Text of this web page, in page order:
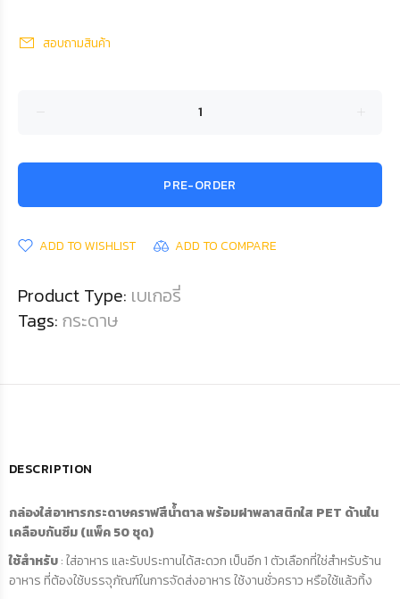
สอบถามสินค้า
PRE-ORDER
ADD TO WISHLIST ADD TO COMPARE
Product Type: เบเกอรี่
Tags: กระดาษ
DESCRIPTION
กล่องใส่อาหารกระดาษคราฟสีน้ำตาล พร้อมฝาพลาสติกใส PET ด้านใน
เคลือบกันซึม (แพ็ค 50 ชุด)
ใช้สำหรับ: ใส่อาหาร และรับประทานได้สะดวก เป็นอีก 1 ตัวเลือกที่ใช่สำหรับร้าน
อาหาร ที่ต้องใช้บรรจุภัณฑ์ในการจัดส่งอาหาร ใช้งานชั่วคราว หรือใช้แล้วทิ้ง